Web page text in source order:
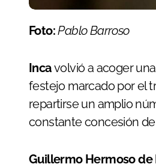
Foto:Pablo Barroso
Incavolvió a acoger
festejo marcado por el
repartirse un amplio
constante concesión
Guillermo Hermoso de